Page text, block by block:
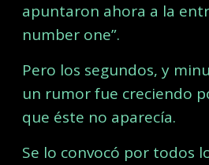
apuntaron ahora a la
number one”.
Pero los segundos, y
un rumor fue creciendo
que éste no aparecía.
Se lo convocó por todos